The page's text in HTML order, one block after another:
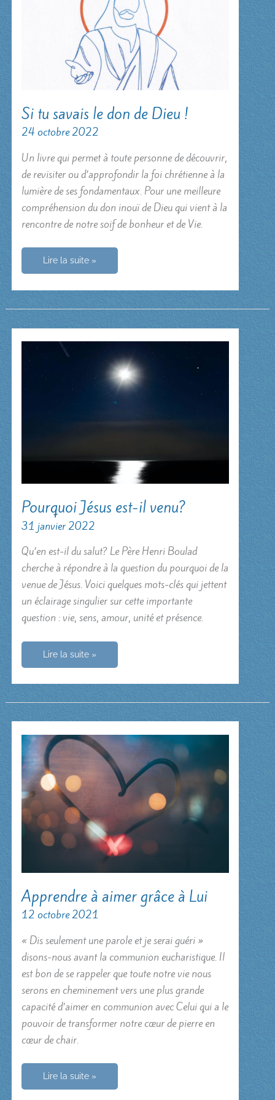
Si tu savais le don de Dieu !
24 octobre 2022
Un livre qui permet à toute personne de découvrir,
de revisiter ou d’approfondir la foi chrétienne à la
lumière de ses fondamentaux. Pour une meilleure
compréhension du don inouï de Dieu qui vient à la
rencontre de notre soif de bonheur et de Vie.
Si
savais
don
de
Dieu !
Lire la suite »
Pourquoi Jésus est-il venu?
31 janvier 2022
Qu’en est-il du salut? Le Père Henri Boulad
cherche à répondre à la question du pourquoi de la
venue de Jésus. Voici quelques mots-clés qui jettent
un éclairage singulier sur cette importante
question : vie, sens, amour, unité et présence.
Pourquoi
est-
venu?
Lire la suite »
Apprendre à aimer grâce à Lui
12 octobre 2021
« Dis seulement une parole et je serai guéri »
disons-nous avant la communion eucharistique. Il
est bon de se rappeler que toute notre vie nous
serons en cheminement vers une plus grande
capacité d’aimer en communion avec Celui qui a le
pouvoir de transformer notre cœur de pierre en
cœur de chair.
Apprendre
aimer
Lire la suite »